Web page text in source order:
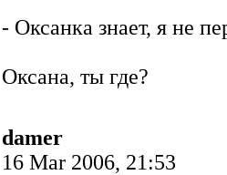
- Оксанка знает, я не
Оксана, ты где?
damer
16 Mar 2006, 21:53